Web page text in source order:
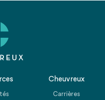
Cheuvreux
Carrières